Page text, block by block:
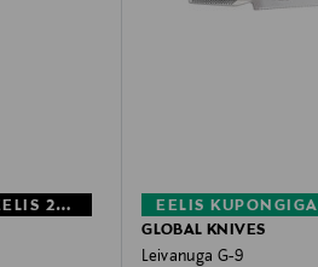
MYSTOCKMANN EELIS 20%
EELIS KUPONGIGA
GLOBAL KNIVES
Leivanuga G-9